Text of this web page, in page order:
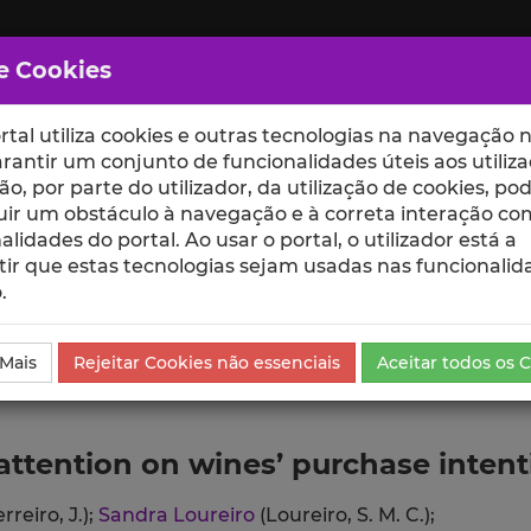
ESCOLAS UNIDADES
on wines’ purchase
J.); Sandra Loureiro (Loureiro, S. M. C.);
Cookies
utiliza cookies e outras tecnologias na navegação
um conjunto de funcionalidades úteis aos
por parte do utilizador, da utilização de cookies,
um obstáculo à navegação e à correta interação
do portal. Ao usar o portal, o utilizador está a
que estas tecnologias sejam usadas nas
Rejeitar Cookies não essenciais Aceitar todos os